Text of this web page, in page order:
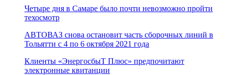
Четыре дня в Самаре было почти невозможно пройти
техосмотр
АВТОВАЗ снова остановит часть сборочных линий в
Тольятти с 4 по 6 октября 2021 года
Клиенты «ЭнергосбыТ Плюс» предпочитают
электронные квитанции